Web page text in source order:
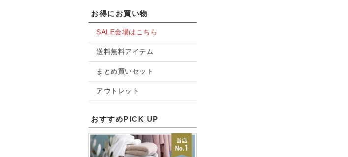
お得にお買い物
SALE会場はこちら
送料無料アイテム
まとめ買いセット
アウトレット
おすすめPICK UP